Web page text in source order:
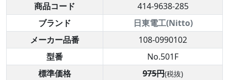
商品コード
414-9638-285
ブランド
日東電工(Nitto)
メーカー品番
108-0990102
型番
No.501F
標準価格
975円(税抜)